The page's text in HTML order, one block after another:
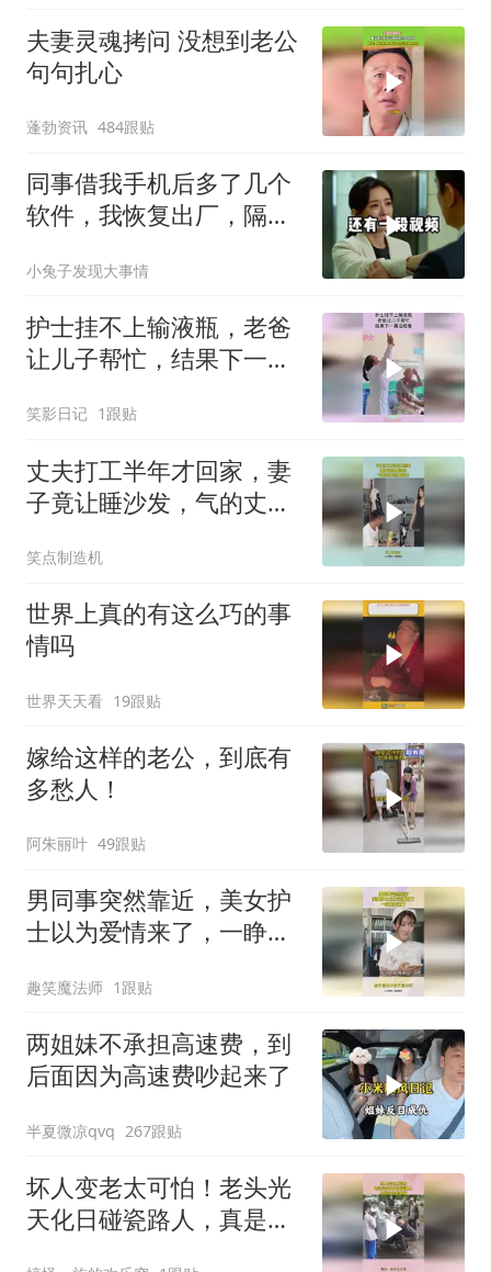
夫妻灵魂拷问 没想到老公
句句扎心
蓬勃资讯 484跟贴
同事借我手机后多了几个
软件，我恢复出厂，隔壁
小兔子发现大事情
护士挂不上输液瓶，老爸
让儿子帮忙，结果下一幕
笑影日记 1跟贴
丈夫打工半年才回家，妻
子竟让睡沙发，气的丈夫
笑点制造机
世界上真的有这么巧的事
情吗
世界天天看 19跟贴
嫁给这样的老公，到底有
阿朱丽叶 49跟贴
男同事突然靠近，美女护
士以为爱情来了，一睁眼
趣笑魔法师 1跟贴
两姐妹不承担高速费，到
后面因为高速费吵起来了
半夏微凉qvq 267跟贴
坏人变老太可怕！老头光
天化日碰瓷路人，真是社